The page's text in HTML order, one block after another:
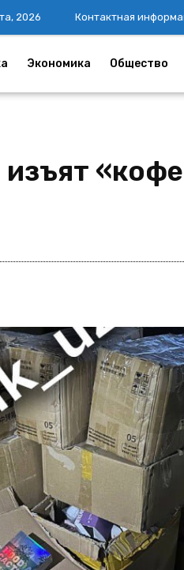
2026 Контактная
Экономика Общество
изъят